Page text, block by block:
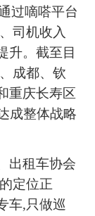
过嘀嗒平台
司机收入
升。截至目
成都、钦
重庆长寿区
成整体战略
租车协会
定位正
车,只做巡